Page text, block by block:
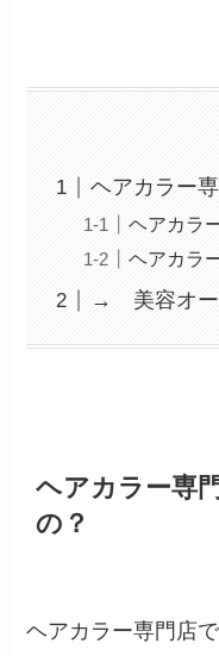
ヘアカラー
ヘアカラ
ヘアカラ
→ 美容オー
ヘアカラー専
の？
ヘアカラー専門店